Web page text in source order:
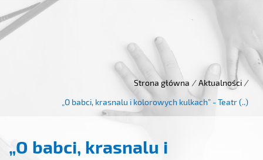
Strona główna / Aktualności /
„O babci, krasnalu i kolorowych kulkach” - Teatr (..)
„O babci, krasnalu i